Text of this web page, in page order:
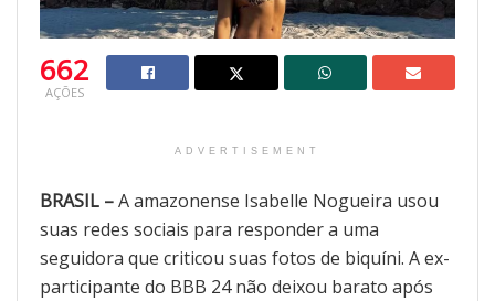
662
AÇÕES
ADVERTISEMENT
BRASIL –A amazonense Isabelle Nogueira usou
suas redes sociais para responder a uma
seguidora que criticou suas fotos de biquíni. A ex-
participante do BBB 24 não deixou barato após